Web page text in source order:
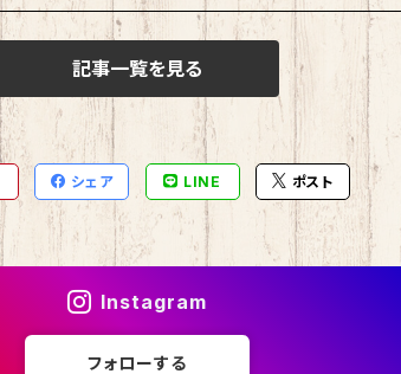
記事一覧を見る
シェア LINE ポスト
Instagram
フォローする